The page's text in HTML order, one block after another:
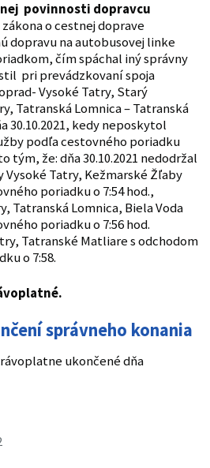
povinnosti dopravcu
o cestnej doprave
dopravu na autobusovej linke
čím spáchal iný správny
pri prevádzkovaní spoja
Vysoké Tatry, Starý
Tatranská Lomnica – Tatranská
30.10.2021, kedy neposkytol
podľa cestovného poriadku
tým, že: dňa 30.10.2021 nedodržal
Vysoké Tatry, Kežmarské Žľaby
poriadku o 7:54 hod.,
Tatranská Lomnica, Biela Voda
poriadku o 7:56 hod.
Tatranské Matliare s odchodom
o 7:58.
správneho konania
ukončené dňa